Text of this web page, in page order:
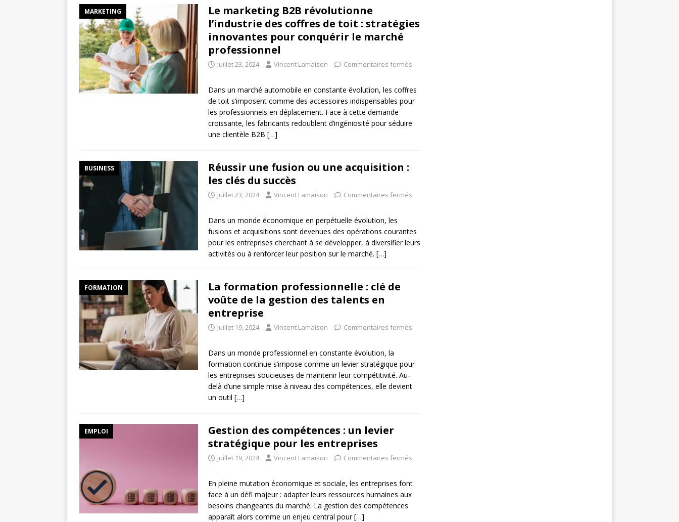
MARKETING
Le marketing B2B révolutionne
l’industrie des coffres de toit : stratégies
innovantes pour conquérir le marché
professionnel
juillet 23, 2024 Vincent Lamaison Commentaires fermés
Dans un marché automobile en constante évolution, les coffres
de toit s’imposent comme des accessoires indispensables pour
les professionnels en déplacement. Face à cette demande
croissante, les fabricants redoublent d’ingéniosité pour séduire
une clientèle B2B […]
BUSINESS
Réussir une fusion ou une acquisition :
les clés du succès
juillet 23, 2024 Vincent Lamaison Commentaires fermés
Dans un monde économique en perpétuelle évolution, les
fusions et acquisitions sont devenues des opérations courantes
pour les entreprises cherchant à se développer, à diversifier leurs
activités ou à renforcer leur position sur le marché. […]
FORMATION
La formation professionnelle : clé de
voûte de la gestion des talents en
entreprise
juillet 19, 2024 Vincent Lamaison Commentaires fermés
Dans un monde professionnel en constante évolution, la
formation continue s’impose comme un levier stratégique pour
les entreprises soucieuses de maintenir leur compétitivité. Au-
delà d’une simple mise à niveau des compétences, elle devient
un outil […]
EMPLOI
Gestion des compétences : un levier
stratégique pour les entreprises
juillet 19, 2024 Vincent Lamaison Commentaires fermés
En pleine mutation économique et sociale, les entreprises font
face à un défi majeur : adapter leurs ressources humaines aux
besoins changeants du marché. La gestion des compétences
apparaît alors comme un enjeu central pour[…]